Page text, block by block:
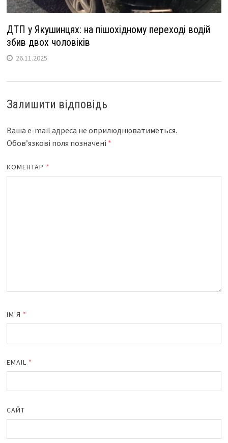
ДТП у Якушинцях: на пішохідному переході водій
збив двох чоловіків
26.11.2025
Залишити відповідь
Ваша e-mail адреса не оприлюднюватиметься.
Обов’язкові поля позначені *
КОМЕНТАР *
ІМ'Я *
EMAIL *
САЙТ